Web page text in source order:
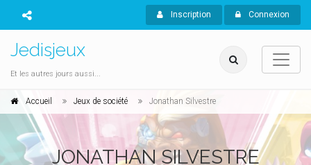
Inscription Connexion
Jedisjeux
Et les autres jours aussi...
Accueil Jeux de société Jonathan Silvestre
JONATHAN SILVESTRE